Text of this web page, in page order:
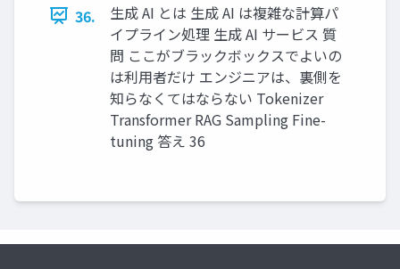
36.
生成 AI とは 生成 AI は複雑な計算パ
イプライン処理 生成 AI サービス 質
問 ここがブラックボックスでよいの
は利用者だけ エンジニアは、裏側を
知らなくてはならない Tokenizer
Transformer RAG Sampling Fine-
tuning 答え 36